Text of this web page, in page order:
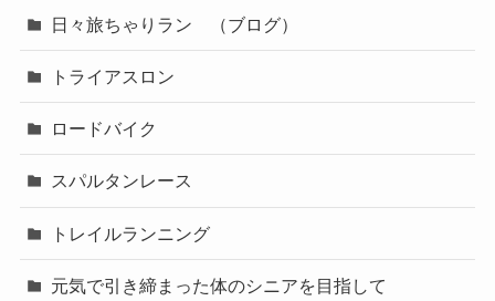
日々旅ちゃりラン （ブログ）
トライアスロン
ロードバイク
スパルタンレース
トレイルランニング
元気で引き締まった体のシニアを目指して